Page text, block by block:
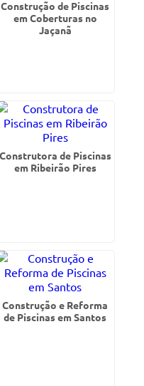
Construção de Piscinas
em Coberturas no
Jaçanã
Construtora de Piscinas
em Ribeirão Pires
Construção e Reforma
de Piscinas em Santos